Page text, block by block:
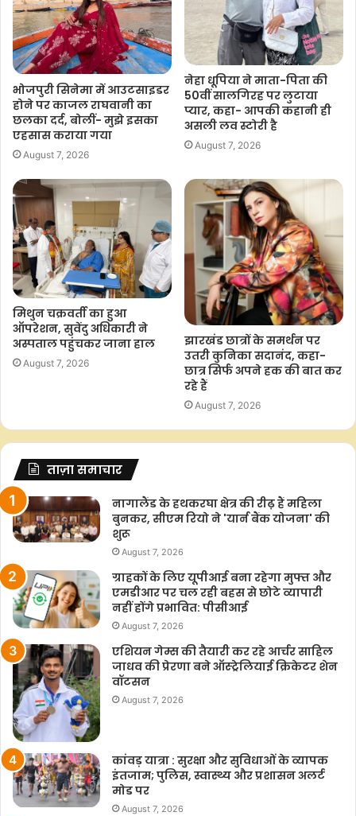
भोजपुरी सिनेमा में आउटसाइडर
होने पर काजल राघवानी का
छलका दर्द, बोलीं- मुझे इसका
एहसास कराया गया
August 7, 2026
नेहा धूपिया ने माता-पिता की
50वीं सालगिरह पर लुटाया
प्यार, कहा- आपकी कहानी ही
असली लव स्टोरी है
August 7, 2026
मिथुन चक्रवर्ती का हुआ
ऑपरेशन, सुवेंदु अधिकारी ने
अस्पताल पहुंचकर जाना हाल
August 7, 2026
झारखंड छात्रों के समर्थन पर
उतरी कुनिका सदानंद, कहा-
छात्र सिर्फ अपने हक की बात कर
रहे हैं
August 7, 2026
ताज़ा समाचार
नागालैंड के हथकरघा क्षेत्र की रीढ़ हैं महिला
बुनकर, सीएम रियो ने 'यार्न बैंक योजना' की
शुरू
August 7, 2026
ग्राहकों के लिए यूपीआई बना रहेगा मुफ्त और
एमडीआर पर चल रही बहस से छोटे व्यापारी
नहीं होंगे प्रभावित: पीसीआई
August 7, 2026
एशियन गेम्स की तैयारी कर रहे आर्चर साहिल
जाधव की प्रेरणा बने ऑस्ट्रेलियाई क्रिकेटर शेन
वॉटसन
August 7, 2026
कांवड़ यात्रा : सुरक्षा और सुविधाओं के व्यापक
इंतजाम; पुलिस, स्वास्थ्य और प्रशासन अलर्ट
मोड पर
August 7, 2026